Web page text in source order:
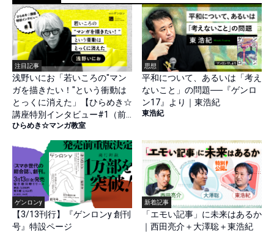
注目記事
浅野いにお「若いころの"マン
ガを描きたい！"という衝動は
とっくに消えた」【ひらめき☆
講座特別インタビュー#1（前
篇）】
ひらめき☆マンガ教室
思想
平和について、あるいは「考え
ないこと」の問題──『ゲンロ
ン17』より｜東浩紀
東浩紀
ゲンロンy
【3/13刊行】『ゲンロンy 創刊
号』特設ページ
新着記事
「エモい記事」に未来はあるか
｜西田亮介＋大澤聡＋東浩紀